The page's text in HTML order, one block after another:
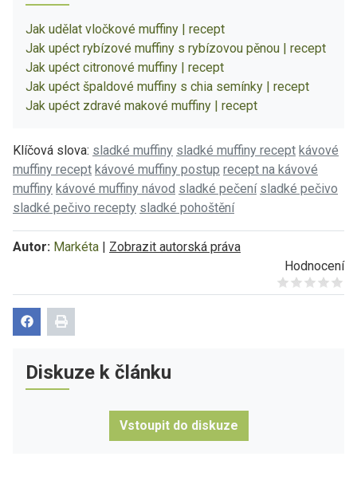
Jak udělat vločkové muffiny | recept
Jak upéct rybízové muffiny s rybízovou pěnou | recept
Jak upéct citronové muffiny | recept
Jak upéct špaldové muffiny s chia semínky | recept
Jak upéct zdravé makové muffiny | recept
Klíčová slova: sladké muffiny sladké muffiny recept kávové
muffiny recept kávové muffiny postup recept na kávové
muffiny kávové muffiny návod sladké pečení sladké pečivo
sladké pečivo recepty sladké pohoštění
Autor: Markéta | Zobrazit autorská práva
Hodnocení
Give it 1/5
Give it 2/5
Give it 3/5
Give it 4/5
Give it 5/5
Diskuze k článku
Vstoupit do diskuze